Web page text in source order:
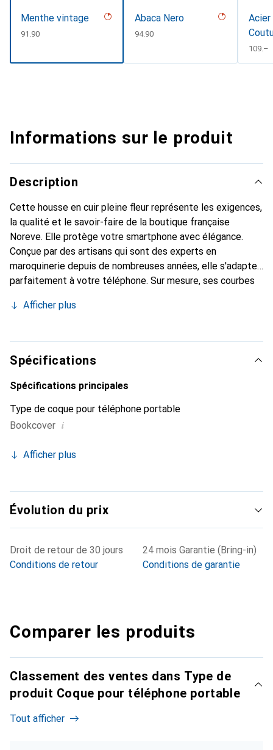
Menthe vintage
CHF
91.90
Abaca Nero
CHF
94.90
CHF
109.–
Informations sur le produit
Description
Cette housse en cuir pleine fleur représente les exigences,
la qualité et le savoir-faire de la boutique française
Noreve. Elle protège votre smartphone avec élégance.
Conçue par des artisans qui sont des experts en
maroquinerie depuis de nombreuses années, elle s'adapte
parfaitement à votre téléphone. Sur mesure, ses courbes
devient un accessoire chic et indispensable pour votre
produits de haute qualité, la marque Noreve est un choix
sûr pour une clientèle exigeante.
Afficher plus
Spécifications
Spécifications principales
Type de coque pour téléphone portable
Bookcover i
Afficher plus
Évolution du prix
Droit de retour de 30 jours
Conditions de retour
24 mois Garantie (Bring-in)
Conditions de garantie
Comparer les produits
Classement des ventes dans Type de
produit Coque pour téléphone portable
Tout afficher